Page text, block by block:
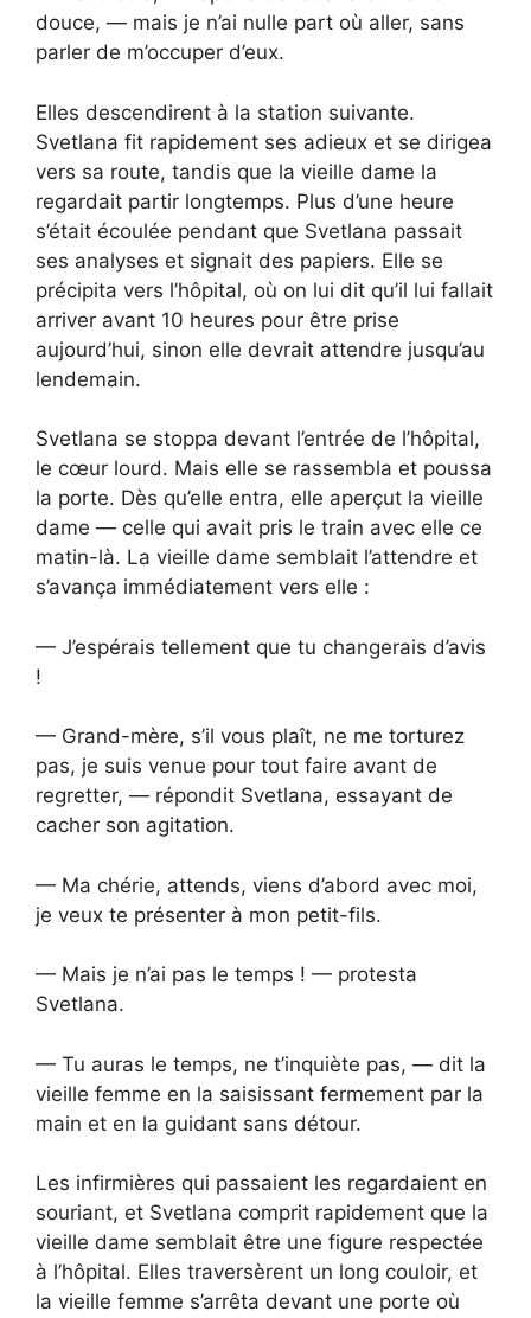
douce, — mais je n’ai nulle part où aller, sans
parler de m’occuper d’eux.
Elles descendirent à la station suivante.
Svetlana fit rapidement ses adieux et se dirigea
vers sa route, tandis que la vieille dame la
regardait partir longtemps. Plus d’une heure
s’était écoulée pendant que Svetlana passait
ses analyses et signait des papiers. Elle se
précipita vers l’hôpital, où on lui dit qu’il lui fallait
arriver avant 10 heures pour être prise
aujourd’hui, sinon elle devrait attendre jusqu’au
lendemain.
Svetlana se stoppa devant l’entrée de l’hôpital,
le cœur lourd. Mais elle se rassembla et poussa
la porte. Dès qu’elle entra, elle aperçut la vieille
dame — celle qui avait pris le train avec elle ce
matin-là. La vieille dame semblait l’attendre et
s’avança immédiatement vers elle :
— J’espérais tellement que tu changerais d’avis
!
— Grand-mère, s’il vous plaît, ne me torturez
pas, je suis venue pour tout faire avant de
regretter, — répondit Svetlana, essayant de
cacher son agitation.
— Ma chérie, attends, viens d’abord avec moi,
je veux te présenter à mon petit-fils.
— Mais je n’ai pas le temps ! — protesta
Svetlana.
— Tu auras le temps, ne t’inquiète pas, — dit la
vieille femme en la saisissant fermement par la
main et en la guidant sans détour.
Les infirmières qui passaient les regardaient en
souriant, et Svetlana comprit rapidement que la
vieille dame semblait être une figure respectée
à l’hôpital. Elles traversèrent un long couloir, et
la vieille femme s’arrêta devant une porte où